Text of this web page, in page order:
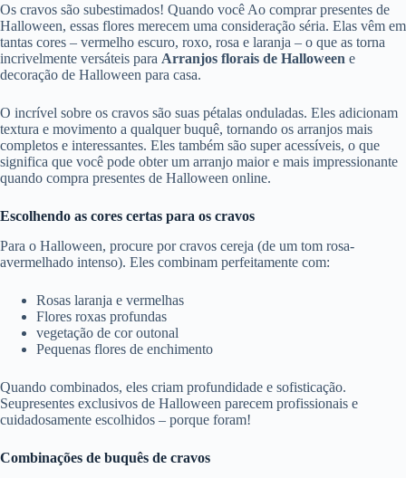
Os cravos são subestimados! Quando você Ao comprar presentes de
Halloween, essas flores merecem uma consideração séria. Elas vêm em
tantas cores – vermelho escuro, roxo, rosa e laranja – o que as torna
incrivelmente versáteis para Arranjos florais de Halloween e
decoração de Halloween para casa.
O incrível sobre os cravos são suas pétalas onduladas. Eles adicionam
textura e movimento a qualquer buquê, tornando os arranjos mais
completos e interessantes. Eles também são super acessíveis, o que
significa que você pode obter um arranjo maior e mais impressionante
quando compra presentes de Halloween online.
Escolhendo as cores certas para os cravos
Para o Halloween, procure por cravos cereja (de um tom rosa-
avermelhado intenso). Eles combinam perfeitamente com:
Rosas laranja e vermelhas
Flores roxas profundas
vegetação de cor outonal
Pequenas flores de enchimento
Quando combinados, eles criam profundidade e sofisticação.
Seupresentes exclusivos de Halloween parecem profissionais e
cuidadosamente escolhidos – porque foram!
Combinações de buquês de cravos